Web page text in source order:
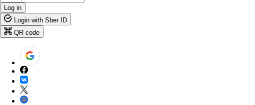
Log in
Login with Sber ID
QR code